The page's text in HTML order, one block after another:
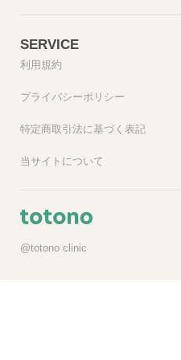
SERVICE
利用規約
プライバシーポリシー
特定商取引法に基づく表記
当サイトについて
@totono clinic